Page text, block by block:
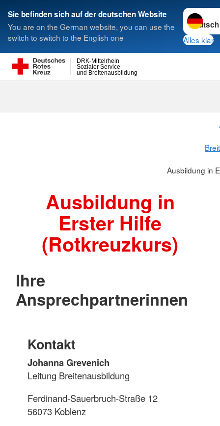
Sie befinden sich auf der deutschen Website
You are on the German website, you can use the
switch to switch to the English one
Sprache
Alles klar
und Breitenausbildung
Sozialer Service
DRK-Mittelrhein
Suche
Ausbildung in
Ausbildung in
Erster Hilfe
(Rotkreuzkurs)
Ihre
Ansprechpartnerinnen
Kontakt
Johanna Grevenich
Leitung Breitenausbildung
Ferdinand-Sauerbruch-Straße 12
56073 Koblenz